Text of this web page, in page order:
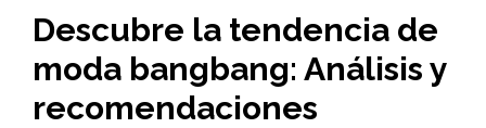
Descubre la tendencia de
moda bangbang: Análisis y
recomendaciones